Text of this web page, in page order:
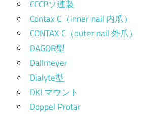
CCCPソ連製
Contax C（inner nail 内爪）
CONTAX C（outer nail 外爪）
DAGOR型
Dallmeyer
Dialyte型
DKLマウント
Doppel Protar